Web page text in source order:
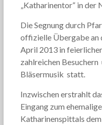
„Katharinentor“ in der
Die Segnung durch
offizielle Übergabe an
April 2013 in
zahlreichen
Bläsermusik statt.
Inzwischen erstrahlt
Eingang zum
Katharinenspittals